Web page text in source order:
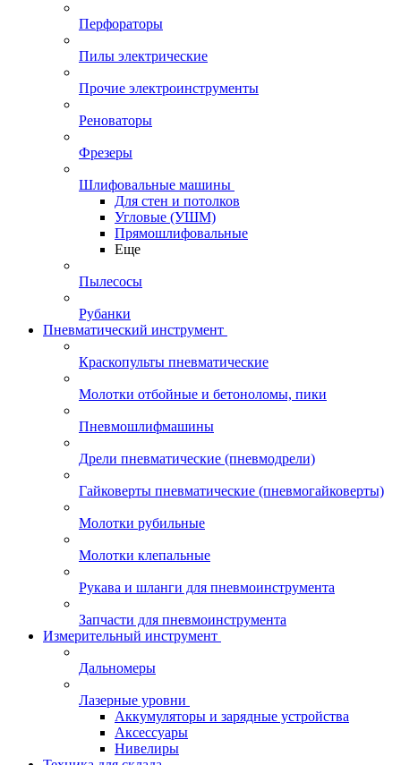
Перфораторы
Пилы электрические
Прочие электроинструменты
Реноваторы
Фрезеры
Шлифовальные машины
Для стен и потолков
Угловые (УШМ)
Прямошлифовальные
Еще
Пылесосы
Рубанки
Пневматический инструмент
Краскопульты пневматические
Молотки отбойные и бетоноломы, пики
Пневмошлифмашины
Дрели пневматические (пневмодрели)
Гайковерты пневматические (пневмогайковерты)
Молотки рубильные
Молотки клепальные
Рукава и шланги для пневмоинструмента
Запчасти для пневмоинструмента
Измерительный инструмент
Дальномеры
Лазерные уровни
Аккумуляторы и зарядные устройства
Аксессуары
Нивелиры